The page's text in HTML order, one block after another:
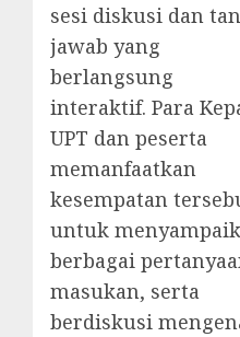
sesi diskusi dan
jawab yang
berlangsung
interaktif. Para
UPT dan peserta
memanfaatkan
kesempatan
untuk
berbagai
masukan, serta
berdiskusi